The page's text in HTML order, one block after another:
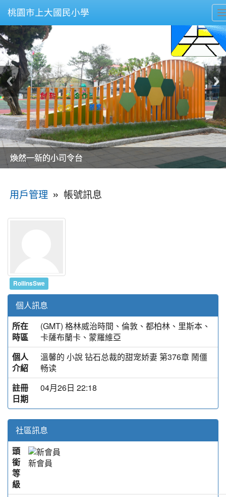
桃園市上大國民小學
美麗的操場是我們活力的來源
美麗的操場是我們活力的來源
煥然一新的小司令台
煥然一新的小司令台
富含桃園埤塘田園風光意象的中廊
富含桃園埤塘田園風光意象的中廊
嶄新的中庭廣場
嶄新的中庭廣場
水生池生生不息
水生池生生不息
用戶管理 » 帳號訊息
RollinsSwe
個人訊息
所在
時區
(GMT) 格林威治時間、倫敦、都柏林、里斯本、
卡薩布蘭卡、蒙羅維亞
個人
介紹
溫馨的 小說 钻石总裁的甜宠娇妻 第376章 鬧僵
畅读
註冊
日期
04月26日 22:18
社區訊息
頭
銜
等
級
新會員